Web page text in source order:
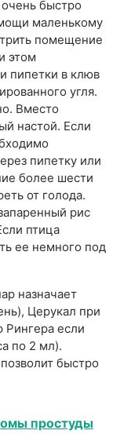
быстро
маленькому
помещение
этом
пипетки в клюв
угля.
Вместо
настой. Если
пипетку или
более шести
от голода.
рис
птица
ее немного под
назначает
Церукал при
Рингера если
по 2 мл).
быстро
простуды